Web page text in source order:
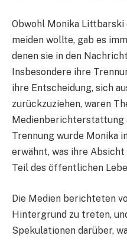
Obwohl Monika Littbarski
meiden wollte, gab es
denen sie in den
Insbesondere ihre
ihre Entscheidung, sich
zurückzuziehen, waren
Medienberichterstattung
Trennung wurde Monika
erwähnt, was ihre
Teil des öffentlichen
Die Medien berichteten
Hintergrund zu treten,
Spekulationen darüber,